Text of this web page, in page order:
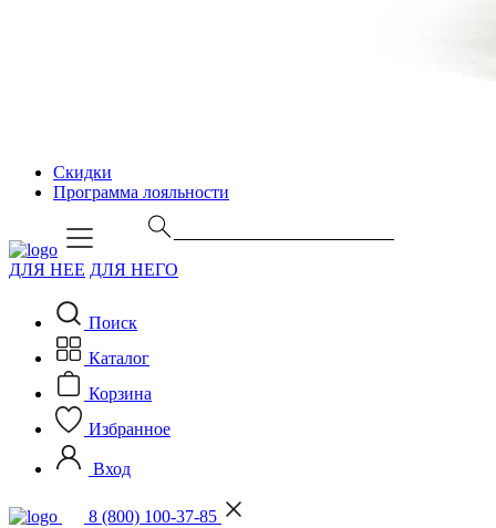
Скидки
Программа лояльности
ДЛЯ НЕЕ ДЛЯ НЕГО
Поиск
Каталог
Корзина
Избранное
Вход
8 (800) 100-37-85